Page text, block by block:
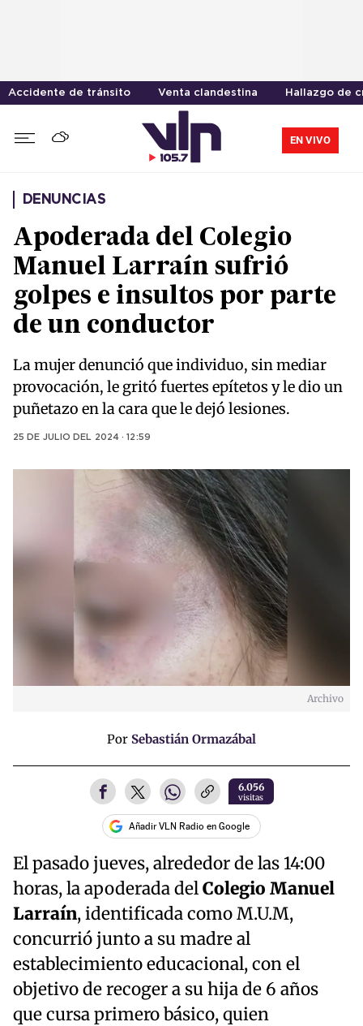
Accidente de tránsito Venta clandestina Hallazgo de
EN VIVO
DENUNCIAS
Apoderada del Colegio
Manuel Larraín sufrió
golpes e insultos por parte
de un conductor
La mujer denunció que individuo, sin mediar
provocación, le gritó fuertes epítetos y le dio un
puñetazo en la cara que le dejó lesiones.
25 DE JULIO DEL 2024 · 12:59
Archivo
Por Sebastián Ormazábal
6.056
visitas
Añadir VLN Radio en Google
El pasado jueves, alrededor de las 14:00
horas, la apoderada delColegio Manuel
Larraín, identificada como M.U.M,
concurrió junto a su madre al
establecimiento educacional, con el
objetivo de recoger a su hija de 6 años
que cursa primero básico, quien